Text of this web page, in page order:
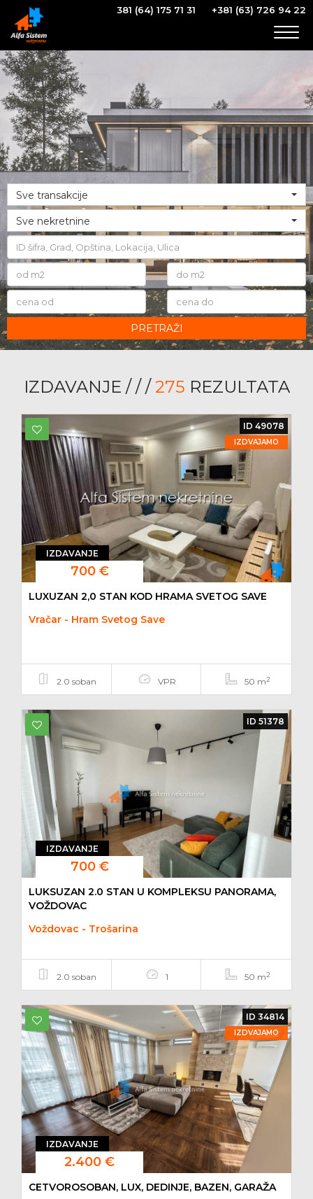
381 (64) 175 71 31 +381 (63) 726 94 22
Sve transakcije
Sve nekretnine
PRETRAŽI
IZDAVANJE / / / 275 REZULTATA
IZDAVANJE
700 €
ID 49078
IZDVAJAMO
LUXUZAN 2,0 STAN KOD HRAMA SVETOG SAVE
Vračar - Hram Svetog Save
2.0 soban VPR 50 m2
IZDAVANJE
700 €
ID 51378
LUKSUZAN 2.0 STAN U KOMPLEKSU PANORAMA,
VOŽDOVAC
Voždovac - Trošarina
2.0 soban 1 50 m2
IZDAVANJE
2.400 €
ID 34814
IZDVAJAMO
CETVOROSOBAN, LUX, DEDINJE, BAZEN, GARAŽA